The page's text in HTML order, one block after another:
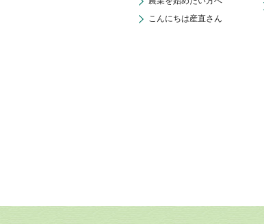
こんにちは産直さん